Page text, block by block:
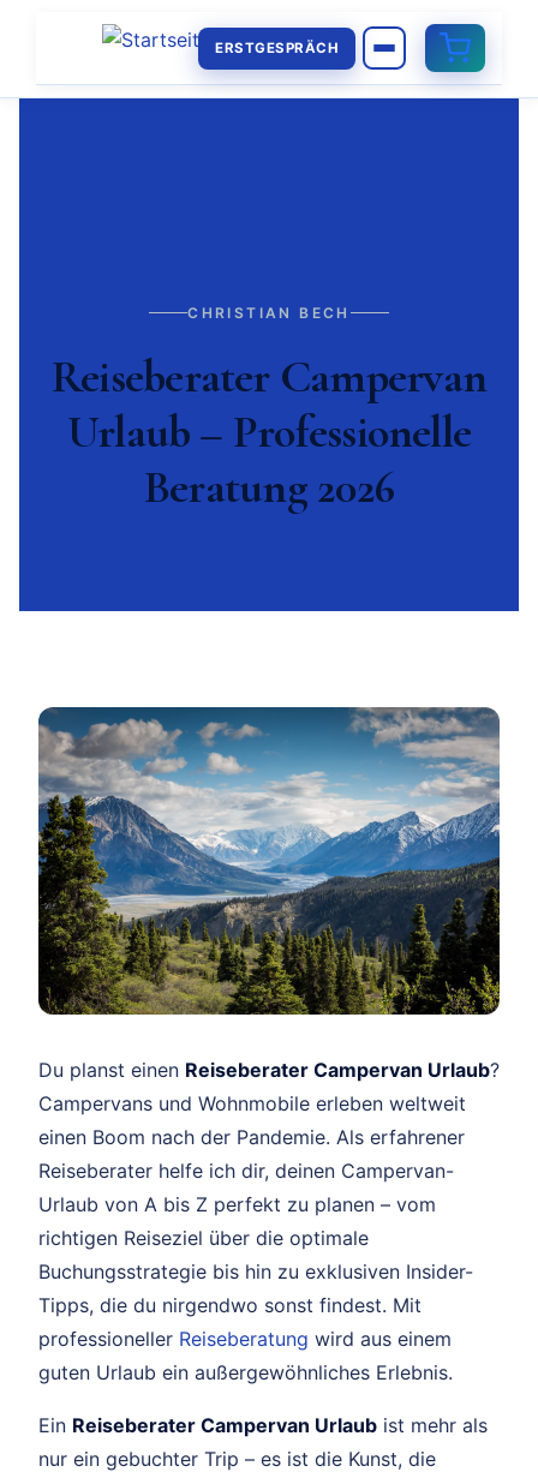
ERSTGESPRÄCH
CHRISTIAN BECH
Reiseberater Campervan
Urlaub – Professionelle
Beratung 2026
Du planst einen Reiseberater Campervan Urlaub?
Campervans und Wohnmobile erleben weltweit
einen Boom nach der Pandemie. Als erfahrener
Reiseberater helfe ich dir, deinen Campervan-
Urlaub von A bis Z perfekt zu planen – vom
richtigen Reiseziel über die optimale
Buchungsstrategie bis hin zu exklusiven Insider-
Tipps, die du nirgendwo sonst findest. Mit
professioneller Reiseberatung wird aus einem
guten Urlaub ein außergewöhnliches Erlebnis.
Ein Reiseberater Campervan Urlaub ist mehr als
nur ein gebuchter Trip – es ist die Kunst, die